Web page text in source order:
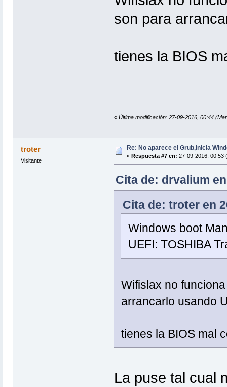
son para
tienes la BIOS
« Última modificación: 27-09-2016, 00:44
troter
Visitante
Re: No aparece el Grub,inicia
« Respuesta #7 en: 27-09-2016, 00:53
Cita de: drvalium
Cita de: troter en
Windows boot
UEFI: TOSHIBA
Wifislax no
arrancarlo usando
tienes la BIOS mal
La puse tal cual